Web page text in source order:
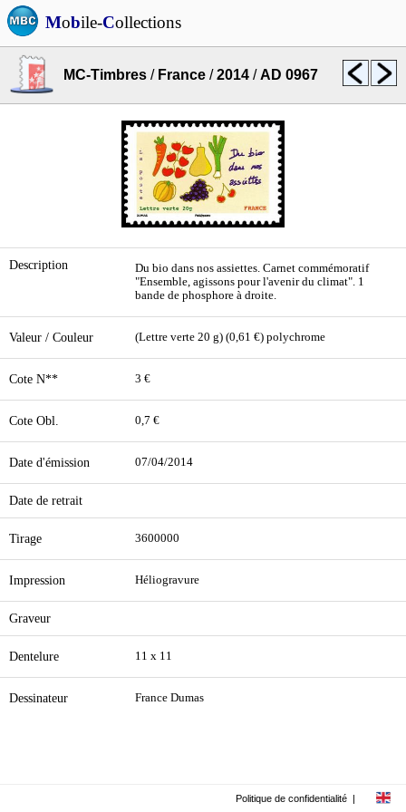
Mobile-Collections
MC-Timbres / France /2014 /AD 0967
Description
Du bio dans nos assiettes. Carnet commémoratif
"Ensemble, agissons pour l'avenir du climat". 1
bande de phosphore à droite.
Valeur / Couleur (Lettre verte 20 g) (0,61 €) polychrome
Cote N** 3 €
Cote Obl. 0,7 €
Date d'émission 07/04/2014
Date de retrait
Tirage 3600000
Impression Héliogravure
Graveur
Dentelure 11 x 11
Dessinateur France Dumas
Politique de confidentialité |